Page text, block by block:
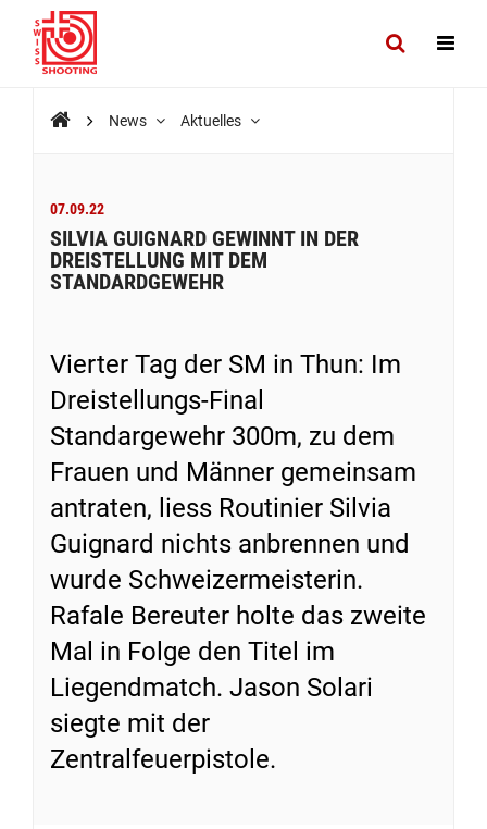
News Aktuelles
07.09.22
SILVIA GUIGNARD GEWINNT IN DER
DREISTELLUNG MIT DEM
STANDARDGEWEHR
Vierter Tag der SM in Thun: Im
Dreistellungs-Final
Standargewehr 300m, zu dem
Frauen und Männer gemeinsam
antraten, liess Routinier Silvia
Guignard nichts anbrennen und
wurde Schweizermeisterin.
Rafale Bereuter holte das zweite
Mal in Folge den Titel im
Liegendmatch. Jason Solari
siegte mit der
Zentralfeuerpistole.